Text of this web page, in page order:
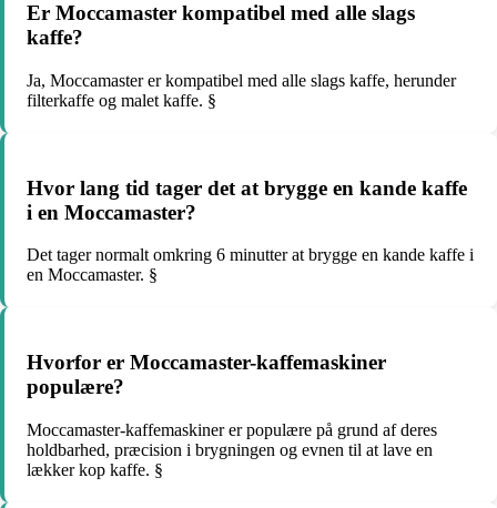
Er Moccamaster kompatibel med alle slags
kaffe?
Ja, Moccamaster er kompatibel med alle slags kaffe, herunder
filterkaffe og malet kaffe. §
Hvor lang tid tager det at brygge en kande kaffe
i en Moccamaster?
Det tager normalt omkring 6 minutter at brygge en kande kaffe i
en Moccamaster. §
Hvorfor er Moccamaster-kaffemaskiner
populære?
Moccamaster-kaffemaskiner er populære på grund af deres
holdbarhed, præcision i brygningen og evnen til at lave en
lækker kop kaffe. §